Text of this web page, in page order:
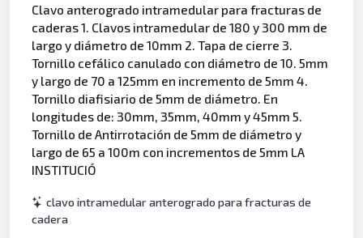
Clavo anterogrado intramedular para fracturas de
caderas 1. Clavos intramedular de 180 y 300 mm de
largo y diámetro de 10mm 2. Tapa de cierre 3.
Tornillo cefálico canulado con diámetro de 10. 5mm
y largo de 70 a 125mm en incremento de 5mm 4.
Tornillo diafisiario de 5mm de diámetro. En
longitudes de: 30mm, 35mm, 40mm y 45mm 5.
Tornillo de Antirrotación de 5mm de diámetro y
largo de 65 a 100m con incrementos de 5mm LA
INSTITUCIÓ
clavo intramedular anterogrado para fracturas de
cadera